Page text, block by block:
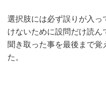
選択肢には必ず誤りが入
けないために設問だけ読ん
聞き取った事を最後まで
た。